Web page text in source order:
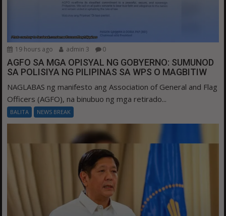
19 hours ago admin 3 0
AGFO SA MGA OPISYAL NG GOBYERNO: SUMUNOD
SA POLISIYA NG PILIPINAS SA WPS O MAGBITIW
NAGLABAS ng manifesto ang Association of General and Flag
Officers (AGFO), na binubuo ng mga retirado...
BALITA NEWS BREAK